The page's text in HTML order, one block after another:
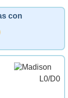
con
L0/D0